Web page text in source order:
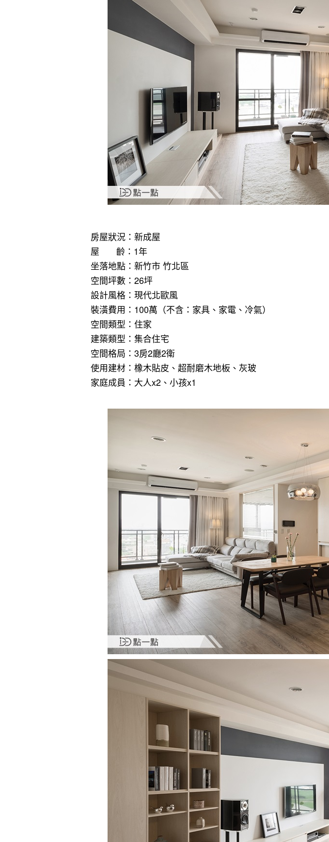
房屋狀況：新成屋
屋 齡：1年
坐落地點：新竹市 竹北區
空間坪數：26坪
設計風格：現代北歐風
裝潢費用：100萬（不含：家具、家電、冷氣）
空間類型：住家
建築類型：集合住宅
空間格局：3房2廳2衛
使用建材：橡木貼皮、超耐磨木地板、灰玻
家庭成員：大人x2、小孩x1